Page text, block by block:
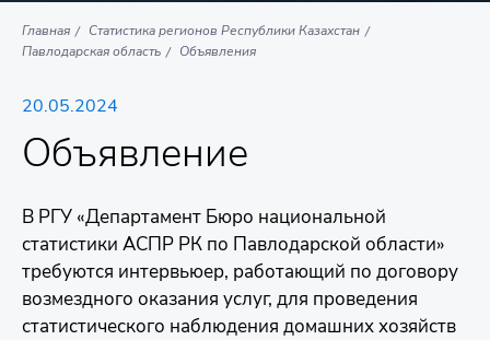
Главная
Статистика регионов Республики Казахстан
Павлодарская область
Объявления
20.05.2024
Объявление
В РГУ «Департамент Бюро национальной
статистики АСПР РК по Павлодарской области»
требуются интервьюер, работающий по договору
возмездного оказания услуг, для проведения
статистического наблюдения домашних хозяйств